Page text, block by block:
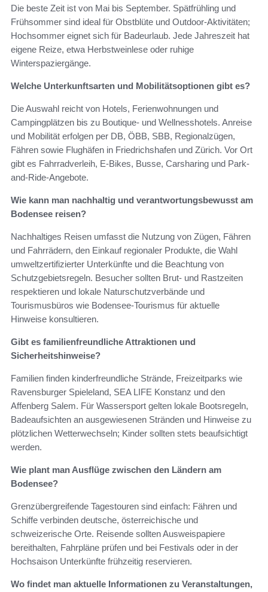
Die beste Zeit ist von Mai bis September. Spätfrühling und
Frühsommer sind ideal für Obstblüte und Outdoor-Aktivitäten;
Hochsommer eignet sich für Badeurlaub. Jede Jahreszeit hat
eigene Reize, etwa Herbstweinlese oder ruhige
Winterspaziergänge.
Welche Unterkunftsarten und Mobilitätsoptionen gibt es?
Die Auswahl reicht von Hotels, Ferienwohnungen und
Campingplätzen bis zu Boutique- und Wellnesshotels. Anreise
und Mobilität erfolgen per DB, ÖBB, SBB, Regionalzügen,
Fähren sowie Flughäfen in Friedrichshafen und Zürich. Vor Ort
gibt es Fahrradverleih, E-Bikes, Busse, Carsharing und Park-
and-Ride-Angebote.
Wie kann man nachhaltig und verantwortungsbewusst am
Bodensee reisen?
Nachhaltiges Reisen umfasst die Nutzung von Zügen, Fähren
und Fahrrädern, den Einkauf regionaler Produkte, die Wahl
umweltzertifizierter Unterkünfte und die Beachtung von
Schutzgebietsregeln. Besucher sollten Brut- und Rastzeiten
respektieren und lokale Naturschutzverbände und
Tourismusbüros wie Bodensee-Tourismus für aktuelle
Hinweise konsultieren.
Gibt es familienfreundliche Attraktionen und
Sicherheitshinweise?
Familien finden kinderfreundliche Strände, Freizeitparks wie
Ravensburger Spieleland, SEA LIFE Konstanz und den
Affenberg Salem. Für Wassersport gelten lokale Bootsregeln,
Badeaufsichten an ausgewiesenen Stränden und Hinweise zu
plötzlichen Wetterwechseln; Kinder sollten stets beaufsichtigt
werden.
Wie plant man Ausflüge zwischen den Ländern am
Bodensee?
Grenzübergreifende Tagestouren sind einfach: Fähren und
Schiffe verbinden deutsche, österreichische und
schweizerische Orte. Reisende sollten Ausweispapiere
bereithalten, Fahrpläne prüfen und bei Festivals oder in der
Hochsaison Unterkünfte frühzeitig reservieren.
Wo findet man aktuelle Informationen zu Veranstaltungen,